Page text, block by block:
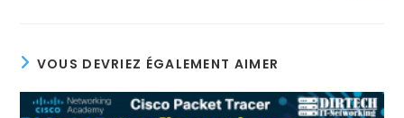
VOUS DEVRIEZ ÉGALEMENT AIMER